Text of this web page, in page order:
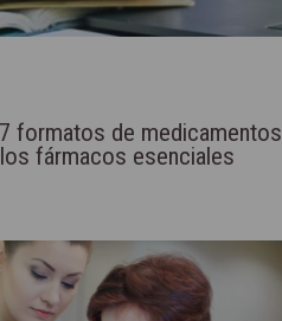
formatos de medicamentos
fármacos esenciales